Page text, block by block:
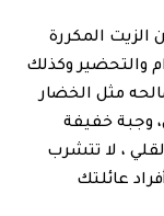
الزيت المكررة
والتحضير وكذلك
مثل الخضار
وجبة خفيفة
، لا تتشرب
عائلتك